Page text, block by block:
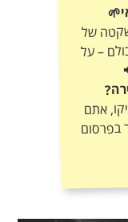
של
עדכונים לפני כולם – על
אתם
בפרסום